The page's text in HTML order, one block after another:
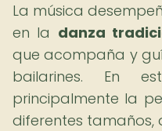
La música
en la danza
que acompaña y
bailarines. En
principalmente la
diferentes tamaños,